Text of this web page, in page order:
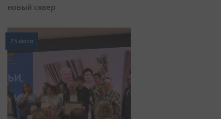
новый сквер
23 фото